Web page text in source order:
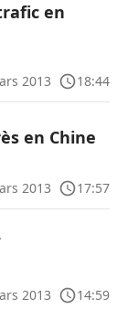
en
2013
18:44
en Chine
2013
17:57
2013
14:59